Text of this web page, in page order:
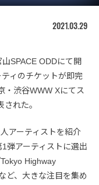
2021.03.29
SPACE ODDにて開
ィのチケットが即完
・渋谷WWW Xにてス
れた。
アーティストを紹介
1弾アーティストに選出
Highway
ど、大きな注目を集め